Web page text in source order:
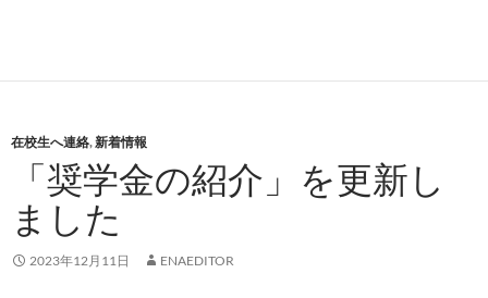
在校生へ連絡,新着情報
「奨学金の紹介」を更新し
ました
2023年12月11日 ENAEDITOR